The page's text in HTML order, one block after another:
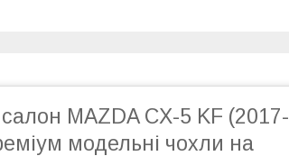
MAZDA CX-5 KF (2017-
модельні чохли на